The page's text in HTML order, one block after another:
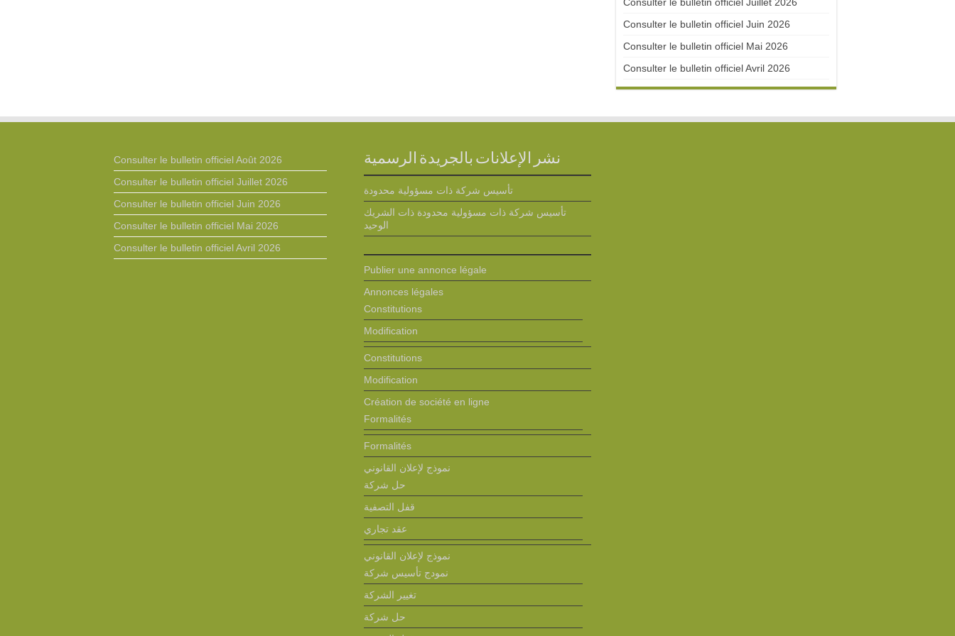
Consulter le bulletin officiel Juin 2026
Consulter le bulletin officiel Mai 2026
Consulter le bulletin officiel Avril 2026
Consulter le bulletin officiel Août 2026
Consulter le bulletin officiel Juillet 2026
Consulter le bulletin officiel Juin 2026
Consulter le bulletin officiel Mai 2026
Consulter le bulletin officiel Avril 2026
نشر الإعلانات بالجريدة الرسمية
تأسيس شركة ذات مسؤولية محدودة
تأسيس شركة ذات مسؤولية محدودة ذات الشريك
الوحيد
Publier une annonce légale
Annonces légales
Constitutions
Modification
Constitutions
Modification
Création de société en ligne
Formalités
Formalités
نموذج لإعلان القانوني
حل شركة
قفل التصفية
عقد تجاري
نموذج لإعلان القانوني
نمودج تأسيس شركة
تغيير الشركة
حل شركة